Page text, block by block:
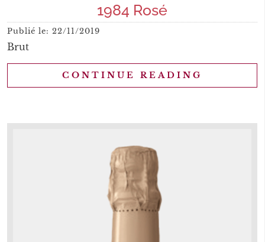
1984 Rosé
Publié le: 22/11/2019
Brut
CONTINUE READING